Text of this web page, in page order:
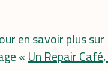
en savoir plus
« Un Repair